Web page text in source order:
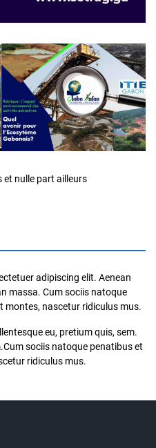
et nulle part ailleurs
adipiscing elit. Aenean
massa. Cum sociis natoque
montes, nascetur ridiculus mus.
eu, pretium quis, sem.
sociis natoque penatibus et
ridiculus mus.